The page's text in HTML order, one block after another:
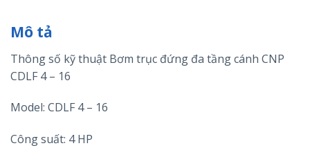
Mô tả
Thông số kỹ thuật Bơm trục đứng đa tầng cánh CNP
CDLF 4 – 16
Model: CDLF 4 – 16
Công suất: 4 HP